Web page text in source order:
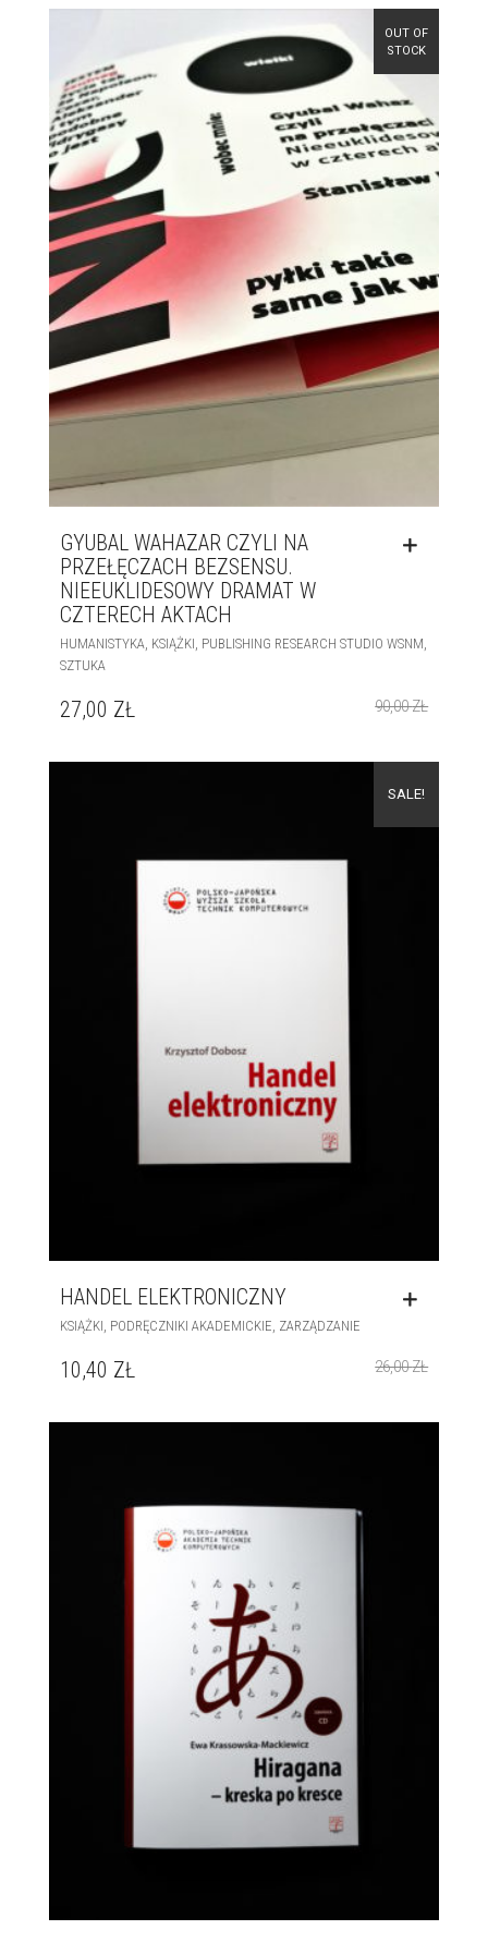
OUT OF
STOCK
GYUBAL WAHAZAR CZYLI NA
PRZEŁĘCZACH BEZSENSU.
NIEEUKLIDESOWY DRAMAT W
CZTERECH AKTACH
HUMANISTYKA, KSIĄŻKI, PUBLISHING RESEARCH STUDIO WSNM,
SZTUKA
90,00ZŁ
27,00 ZŁ
SALE!
HANDEL ELEKTRONICZNY
KSIĄŻKI PODRĘCZNIKI AKADEMICKIE ZARZĄDZANIE
26,00ZŁ
10,40 ZŁ